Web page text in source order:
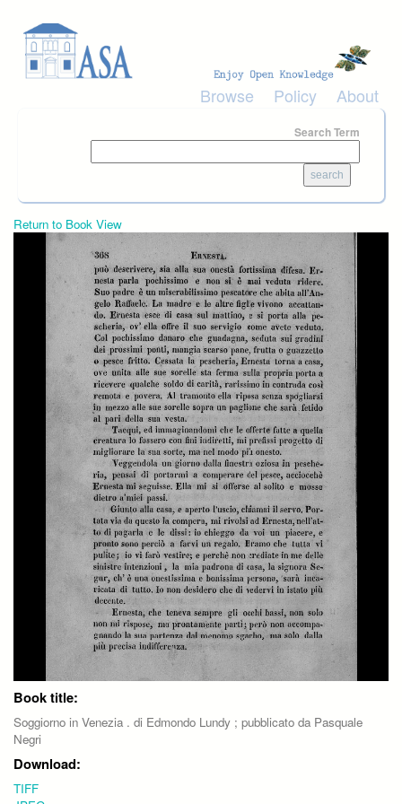
Browse Policy About
Search Term
Return to Book View
Book title:
Soggiorno in Venezia . di Edmondo Lundy ; pubblicato da Pasquale
Negri
Download:
TIFF